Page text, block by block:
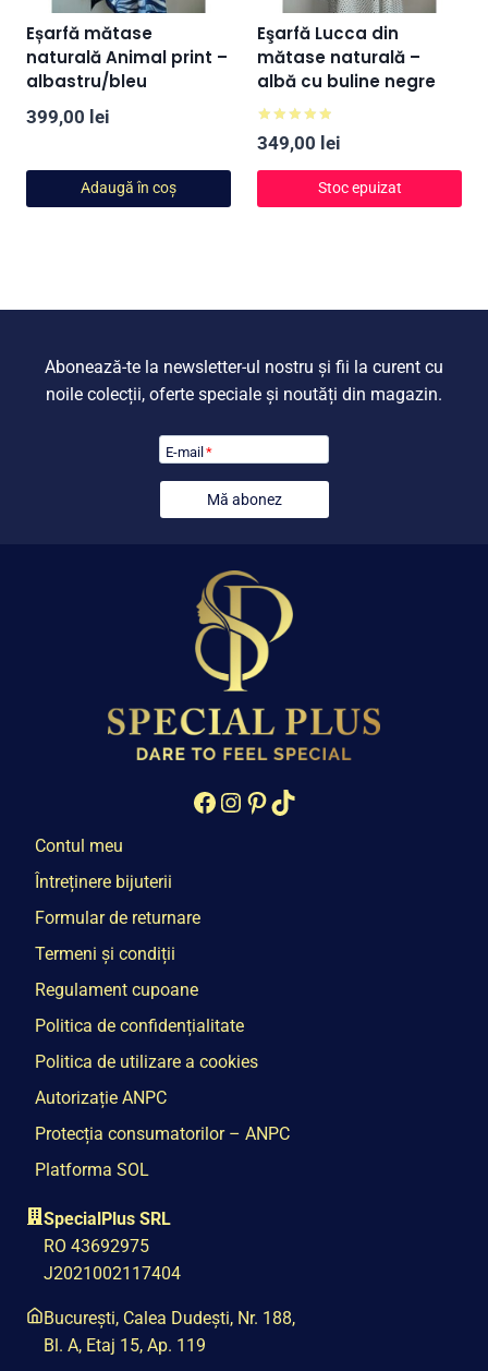
Eșarfă mătase
naturală Animal print –
albastru/bleu
399,00 lei
Adaugă în coș
Eşarfă Lucca din
mătase naturală –
albă cu buline negre
Evaluat la
5.00
349,00 lei
Stoc epuizat
Abonează-te la newsletter-ul nostru și fii la curent cu
noile colecții, oferte speciale și noutăți din magazin.
E-mail *
Mă abonez
Facebook
Instagram
Pinterest
TikTok
Contul meu
Întreținere bijuterii
Formular de returnare
Termeni și condiții
Regulament cupoane
Politica de confidențialitate
Politica de utilizare a cookies
Autorizație ANPC
Protecția consumatorilor – ANPC
Platforma SOL
SpecialPlus SRL
RO 43692975
J2021002117404
București, Calea Dudești, Nr. 188,
Bl. A, Etaj 15, Ap. 119